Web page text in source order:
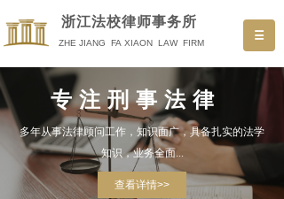
浙江法校律师事务所
ZHE JIANG FA XIAON LAW FIRM
专注刑事法律
多年从事法律顾问工作，知识面广，具备扎实的法学
知识，业务全面...
查看详情>>